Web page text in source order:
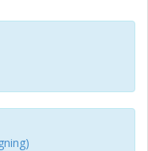
demonstrate that
of two transmit
to ABN and ASN. At
of the
are also optimal
is used at the